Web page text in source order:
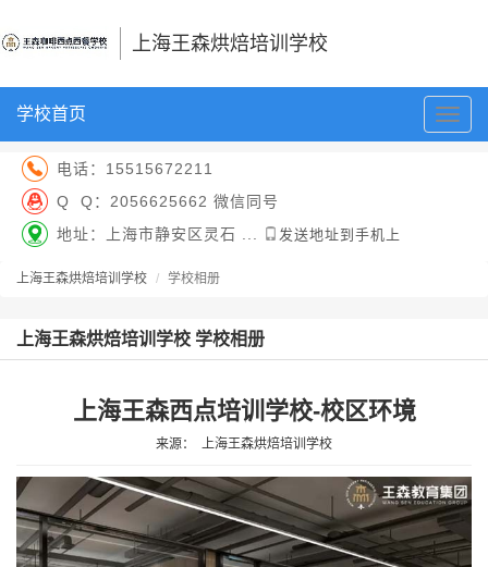
上海王森烘焙培训学校
切
换
学校首页
电话： 15515672211
Q Q： 2056625662 微信同号
地址：上海市静安区灵石 ...
发送地址到手机上
上海王森烘焙培训学校 学校相册
上海王森烘焙培训学校 学校相册
上海王森西点培训学校-校区环境
来源： 上海王森烘焙培训学校